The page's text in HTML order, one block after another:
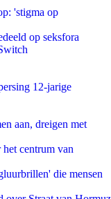
'stigma op
op seksfora
12-jarige
aan, dreigen met
centrum van
die mensen